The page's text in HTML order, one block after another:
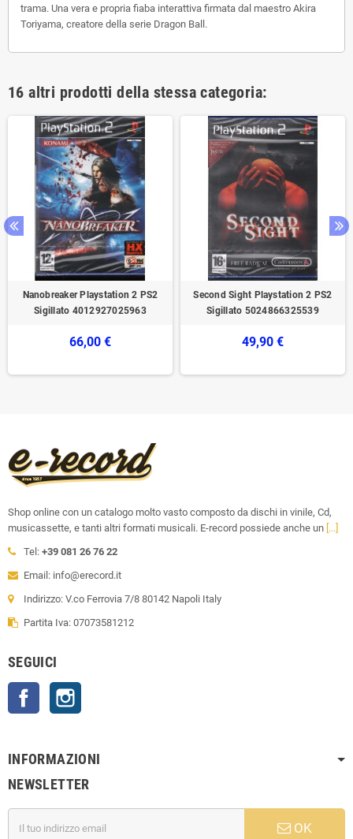
trama. Una vera e propria fiaba interattiva firmata dal maestro Akira
Toriyama, creatore della serie Dragon Ball.
16 altri prodotti della stessa categoria:
Nanobreaker Playstation 2 PS2
Sigillato 4012927025963
66,00 €
Second Sight Playstation 2 PS2
Sigillato 5024866325539
49,90 €
Shop online con un catalogo molto vasto composto da dischi in vinile, Cd,
musicassette, e tanti altri formati musicali. E-record possiede anche un [...]
Tel: +39 081 26 76 22
Email: info@erecord.it
Indirizzo: V.co Ferrovia 7/8 80142 Napoli Italy
Partita Iva: 07073581212
SEGUICI
Facebook
INFORMAZIONI
NEWSLETTER
OK